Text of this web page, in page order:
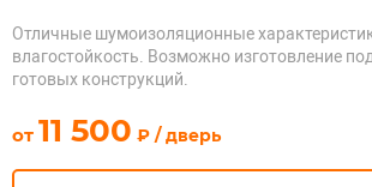
Отличные шумоизоляционные
влагостойкость. Возможно изготовление
готовых конструкций.
от 11 500 ₽ / дверь